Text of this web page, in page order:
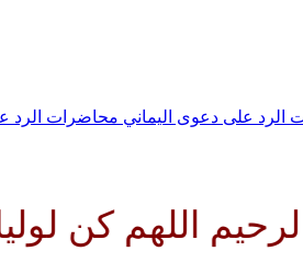
الرد على دعوى اليماني محاضرات الرد
كن لوليك